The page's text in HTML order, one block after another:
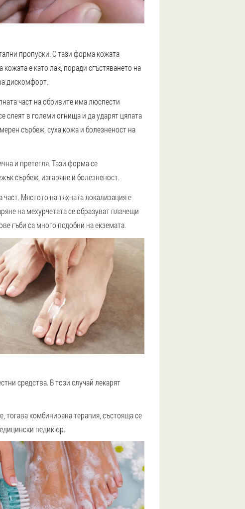
пропуски. С тази форма кожата
е като лак, поради сгъстяването на
дискомфорт.
част на обривите има люспести
слеят в големи огнища и да ударят цялата
сърбеж, суха кожа и болезненост на
и претегля. Тази форма се
сърбеж, изгаряне и болезненост.
Мястото на тяхната локализация е
на мехурчетата се образуват плачещи
гъби са много подобни на екземата.
средства. В този случай лекарят
тогава комбинирана терапия, състояща се
педикюр.